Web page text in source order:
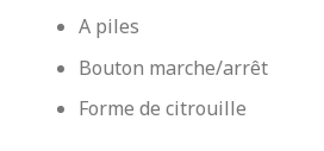
A piles
Bouton marche/arrêt
Forme de citrouille